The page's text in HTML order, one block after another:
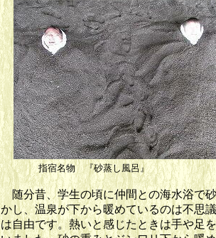
指宿名物 『砂蒸し風呂
随分昔、学生の頃に仲間との海水浴で
かし、温泉が下から暖めているのは不思
は自由です。熱いと感じたときは手や足